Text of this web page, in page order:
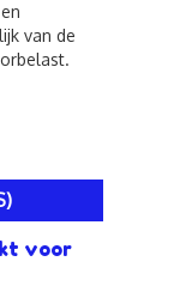
van de
voor